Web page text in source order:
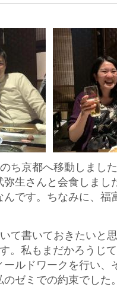
ち京都へ移動しまし
生さんと会食しまし
です。ちなみに、福
て書いておきたいと
。私もまだかろうじ
ルドワークを行い、
ゼミでの約束でした